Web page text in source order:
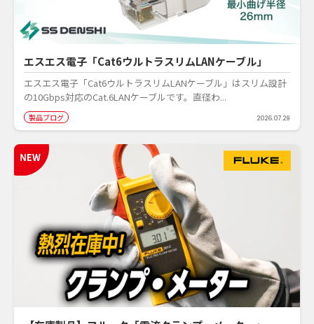
エスエス電子「Cat6ウルトラスリムLANケーブル」
エスエス電子「Cat6ウルトラスリムLANケーブル」はスリム設計
の10Gbps対応のCat.6LANケーブルです。直径わ...
製品ブログ 2026.07.29